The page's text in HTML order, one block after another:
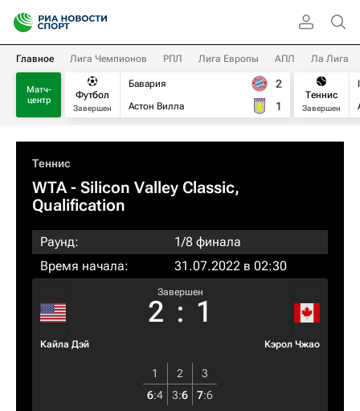
Главное Лига Чемпионов РПЛ Лига Европы АПЛ Ла Лига
Матч-
центр
Футбол
Завершен
Бавария
Астон Вилла
2
1
Теннис
Завершен
Теннис
WTA- Silicon Valley Classic,
Qualification
Раунд:
1/8 финала
Время начала:
31.07.2022 в 02:30
Кайла Дэй
Завершен
2 : 1
Кэрол Чжао
1 2
3
6:4 3:6 7:6